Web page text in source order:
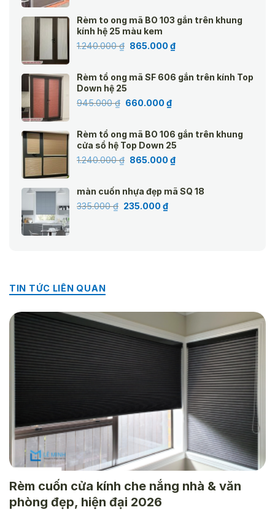
2.350.000 ₫.là:
Rèm to ong mã BO 103 gắn trên khung
kính hệ 25 màu kem
1.240.000₫ Giá
1.240.000 ₫.
865.000₫Giá
là:
Rèm tổ ong mã SF 606 gắn trên kính Top
Down hệ 25
945.000₫ Giá
945.000 ₫.
660.000₫Giá
là:
660.000 ₫.
Rèm tổ ong mã BO 106 gắn trên khung
cửa sổ hệ Top Down 25
1.240.000₫ Giá
1.240.000 ₫.
865.000₫Giá
là:
màn cuốn nhựa đẹp mã SQ 18
335.000₫ Giá
235.000₫Giá
TIN TỨC LIÊN QUAN
Rèm cuốn cửa kính che nắng nhà & văn
phòng đẹp, hiện đại 2026